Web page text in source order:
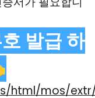
발급 하
mos/extr/